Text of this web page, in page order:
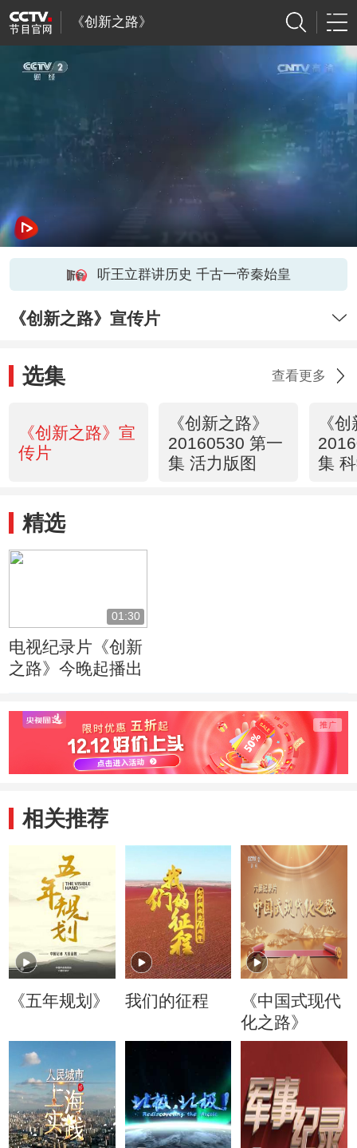
《创新之路》
听王立群讲历史 千古一帝秦始皇
《创新之路》宣传片
选集 查看更多
《创新之路》宣
传片
《创新之路》
20160530 第一
集 活力版图
《
集
精选
01:30
电视纪录片《创新
之路》今晚起播出
相关推荐
《五年规划》 我们的征程
《中国式现代
化之路》